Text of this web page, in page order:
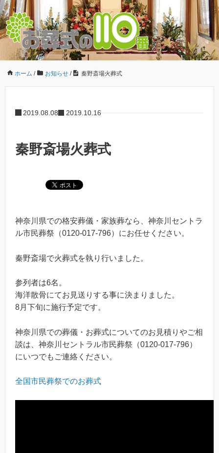
ホーム / お知らせ / 秦野斎場火葬式
2019.08.08 2019.10.16
秦野斎場火葬式
神奈川県での格安葬儀・家族葬なら、神奈川セントラ
ル市民葬祭（0120-017-796）にお任せください。
秦野斎場で火葬式を執り行いました。
参列者は6名。
海洋散骨にてお見送りする事に決まりました。
8月下旬に施行予定です。
神奈川県での葬儀・お葬式についてのお見積りやご相
談は、神奈川セントラル市民葬祭（0120-017-796）
にいつでもご連絡ください。
全国市民葬祭でのお葬式